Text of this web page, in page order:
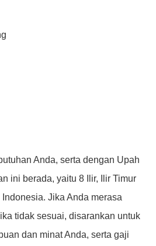
Anda, serta dengan Upah
ini berada, yaitu 8 Ilir, Ilir Timur
Jika Anda merasa
tidak sesuai, disarankan untuk
dan minat Anda, serta gaji